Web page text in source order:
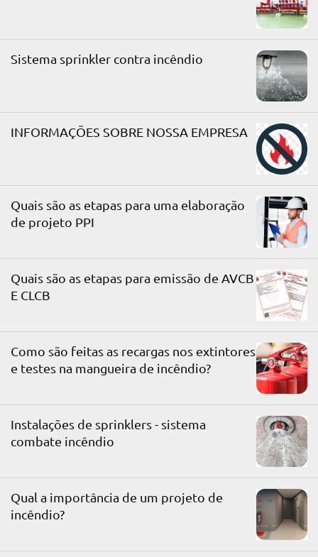
Sistema sprinkler contra incêndio
INFORMAÇÕES SOBRE NOSSA EMPRESA
Quais são as etapas para uma elaboração
de projeto PPI
Quais são as etapas para emissão de AVCB
E CLCB
Como são feitas as recargas nos extintores
e testes na mangueira de incêndio?
Instalações de sprinklers - sistema
combate incêndio
Qual a importância de um projeto de
incêndio?